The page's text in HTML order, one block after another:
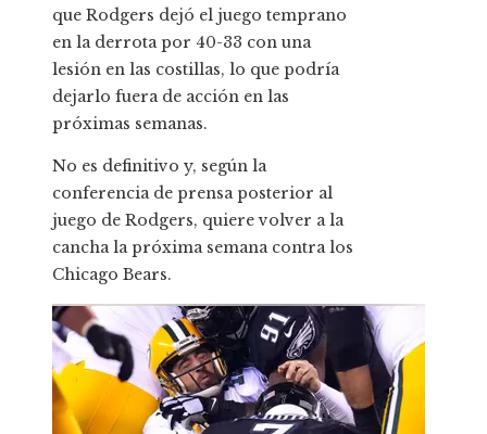
que Rodgers dejó el juego temprano
en la derrota por 40-33 con una
lesión en las costillas, lo que podría
dejarlo fuera de acción en las
próximas semanas.
No es definitivo y, según la
conferencia de prensa posterior al
juego de Rodgers, quiere volver a la
cancha la próxima semana contra los
Chicago Bears.